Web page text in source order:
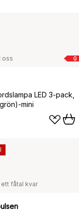
G
oss
LED 3-pack,
mini
ett fåtal kvar